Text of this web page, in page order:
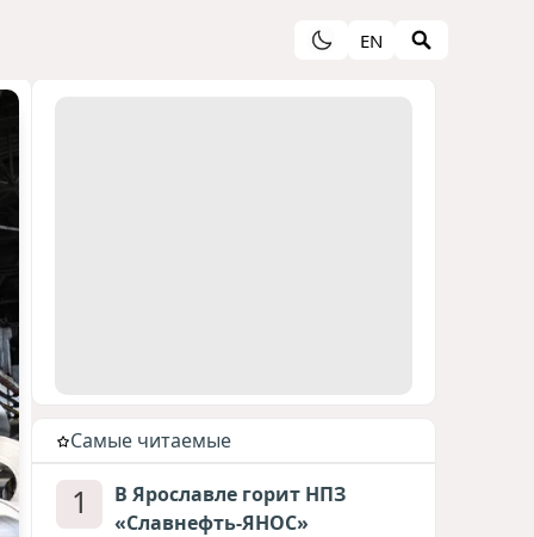
EN
Cамые читаемые
1
В Ярославле горит НПЗ
«Славнефть-ЯНОС»